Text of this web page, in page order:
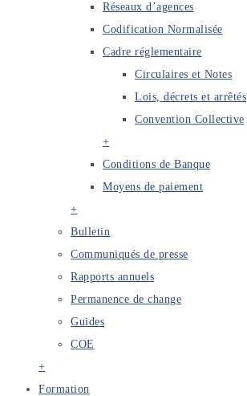
Réseaux d’agences
Codification Normalisée
Cadre réglementaire
Circulaires et Notes
Lois, décrets et arrêtés
Convention Collective
+
Conditions de Banque
Moyens de paiement
+
Bulletin
Communiqués de presse
Rapports annuels
Permanence de change
Guides
COE
+
Formation